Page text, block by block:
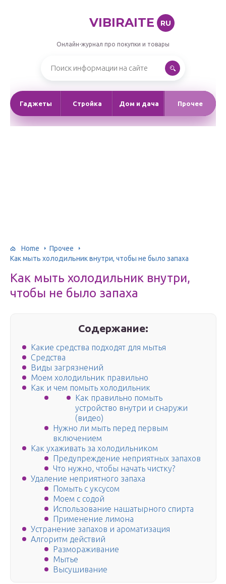
VIBIRAITE RU
Онлайн-журнал про покупки и товары
Гаджеты Стройка Дом и дача Прочее
Home
Прочее
Как мыть холодильник внутри, чтобы не было запаха
Как мыть холодильник внутри,
чтобы не было запаха
Содержание:
Какие средства подходят для мытья
Средства
Виды загрязнений
Моем холодильник правильно
Как и чем помыть холодильник
Как правильно помыть
устройство внутри и снаружи
(видео)
Нужно ли мыть перед первым
включением
Как ухаживать за холодильником
Предупреждение неприятных запахов
Что нужно, чтобы начать чистку?
Удаление неприятного запаха
Помыть с уксусом
Моем с содой
Использование нашатырного спирта
Применение лимона
Устранение запахов и ароматизация
Алгоритм действий
Размораживание
Мытье
Высушивание